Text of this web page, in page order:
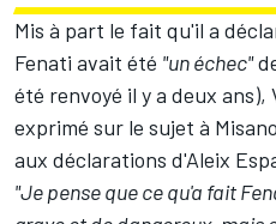
Mis à part le fait qu'il a
Fenati avait été "un échec"
été renvoyé il y a deux ans),
exprimé sur le sujet à
aux déclarations d'Aleix
"Je pense que ce qu'a fait